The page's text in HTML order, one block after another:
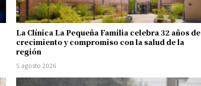
La Clínica La Pequeña Familia celebra 32 años de
crecimiento y compromiso con la salud de la
región
5 agosto 2026